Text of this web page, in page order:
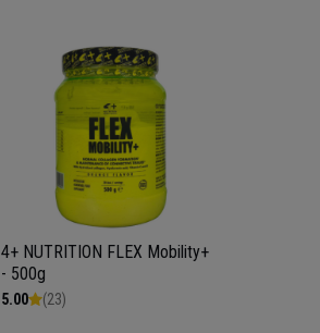
4+ NUTRITION FLEX Mobility+
- 500g
5.00 (23)